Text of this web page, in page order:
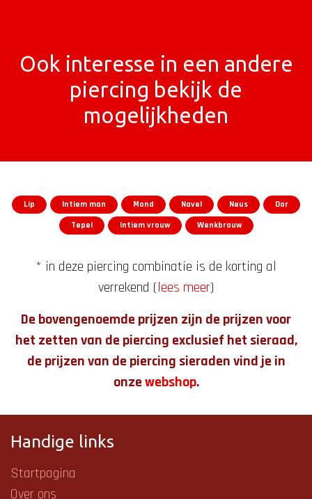
Ook interesse in een andere
piercing bekijk de
mogelijkheden
Lip Intiem man Mond Navel Neus
Oor
Tepel
Intiem vrouw Wenkbrauw
* in deze piercing combinatie is de korting al
verrekend (lees meer)
De bovengenoemde prijzen zijn de prijzen voor
het zetten van de piercing exclusief het sieraad,
de prijzen van de piercing sieraden vind je in
onzewebshop.
Handige links
Startpagina
Over ons